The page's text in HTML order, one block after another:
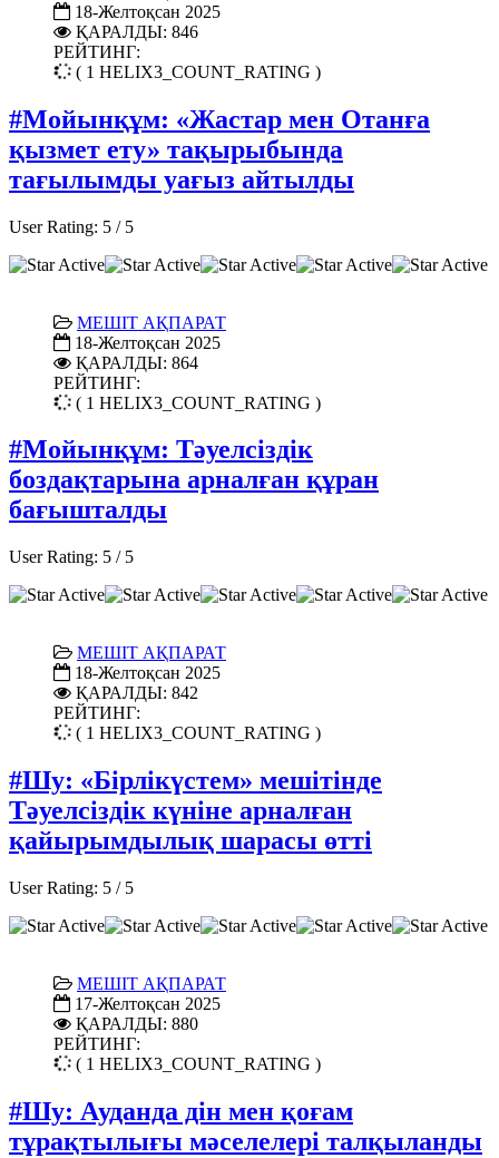
18-Желтоқсан 2025
ҚАРАЛДЫ: 846
РЕЙТИНГ:
( 1 HELIX3_COUNT_RATING )
#Мойынқұм: «Жастар мен Отанға
қызмет ету» тақырыбында
тағылымды уағыз айтылды
User Rating: 5 / 5
МЕШІТ АҚПАРАТ
18-Желтоқсан 2025
ҚАРАЛДЫ: 864
РЕЙТИНГ:
( 1 HELIX3_COUNT_RATING )
#Мойынқұм: Тәуелсіздік
боздақтарына арналған құран
бағышталды
User Rating: 5 / 5
МЕШІТ АҚПАРАТ
18-Желтоқсан 2025
ҚАРАЛДЫ: 842
РЕЙТИНГ:
( 1 HELIX3_COUNT_RATING )
#Шу: «Бірлікүстем» мешітінде
Тәуелсіздік күніне арналған
қайырымдылық шарасы өтті
User Rating: 5 / 5
МЕШІТ АҚПАРАТ
17-Желтоқсан 2025
ҚАРАЛДЫ: 880
РЕЙТИНГ:
( 1 HELIX3_COUNT_RATING )
#Шу: Ауданда дін мен қоғам
тұрақтылығы мәселелері талқыланды